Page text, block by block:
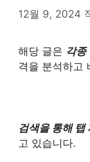
12월 9, 2024
해당 글은 각종
격을 분석하고
검색을 통해 탭
고 있습니다.